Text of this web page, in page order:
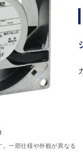
一部仕様や外観が異なる